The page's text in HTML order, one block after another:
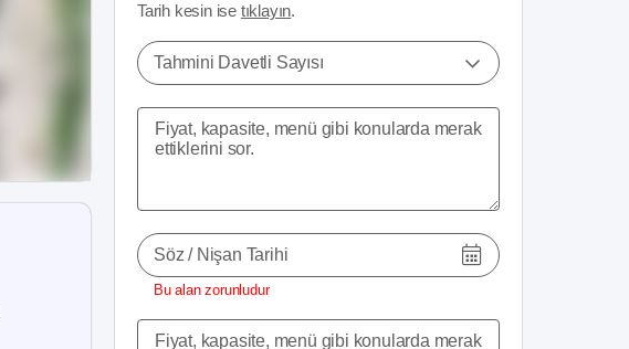
Tarih kesin ise tıklayın.
Tahmini Davetli Sayısı
Söz / Nişan Tarihi
Bu alan zorunludur